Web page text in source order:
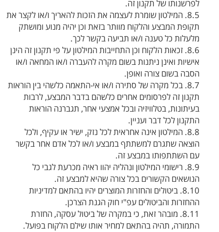
לפרשנותו של תקנון זה.
8.5. המילטון שומרת לעצמה את הזכות להאריך ו/או לקצר את
תקופת המבצע והלקוח מוותר בזאת וכן יהיה מנוע ומושתק
מלעלות כל טענה ו/או תביעה בקשר לכך.
8.6. זכאות הלקוח וכן התחייבות המילטון על פי תקנון זה הינן
אישיות ואינן ניתנות בשום מקרה להעברה ו/או המחאה ו/או
הסבה בשום צורה ואופן.
8.7. בכל מקרה של סתירה ו/או אי-התאמה כלשהי בין הוראות
תקנון זה לפרסומים אחרים כלשהם בדבר המבצע, לרבות
בעיתונות, בטלוויזיה ובכל אמצעי אחר, תגברנה הוראות
התקנון לכל דבר ועניין.
8.8. המילטון אינה אחראית לכל נזק, ישיר או עקיף, ולכל
הוצאה שתגרם למשתתף במבצע ו/או לכל אדם אחר בקשר
עם השתתפותו במבצע זה.
8.9. רישומי המילטון ונהליה יהוו ראיה מכרעת לגבי כל
הנושאים הקשורים בכל צורה שהיא למבצע זה.
8.10. ביטולים והחזרות המוצרים יהיו בהתאם למדיניות
ההחזרות והביטולים עפ"י חוק הגנת הצרכן.
8.11. מובהר זאת, כי במקרה של ביטול עסקה, החזרת
התמורה, תהיה בהתאם למחיר אותו שילם הלקוח בפועל.